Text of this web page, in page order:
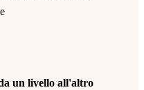
un livello all'altro